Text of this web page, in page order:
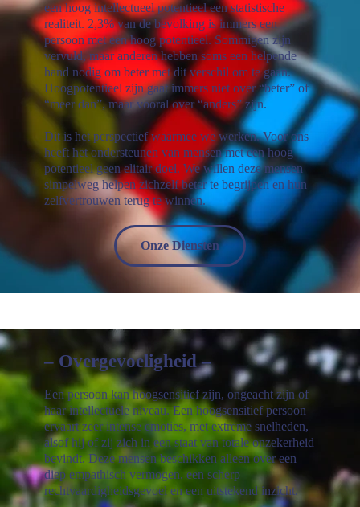
een hoog intellectueel potentieel een statistische
realiteit. 2,3% van de bevolking is immers een
persoon met een hoog potentieel. Sommigen zijn
vervuld, maar anderen hebben soms een helpende
hand nodig om beter met dit verschil om te gaan.
Hoogpotentieel zijn gaat immers niet over “beter” of
“meer dan”, maar vooral over “anders” zijn.
Dit is het perspectief waarmee we werken. Voor ons
heeft het ondersteunen van mensen met een hoog
potentieel geen elitair doel. We willen deze mensen
simpelweg helpen zichzelf beter te begrijpen en hun
zelfvertrouwen terug te winnen.
Onze Diensten
– Overgevoeligheid –
Een persoon kan hoogsensitief zijn, ongeacht zijn of
haar intellectuele niveau. Een hoogsensitief persoon
ervaart zeer intense emoties, met extreme snelheden,
alsof hij of zij zich in een staat van totale onzekerheid
bevindt. Deze mensen beschikken alleen over een
diep empathisch vermogen, een scherp
rechtvaardigheidsgevoel en een uitstekend inzicht.